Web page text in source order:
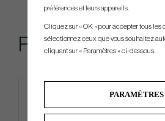
Produits
4 FOR 3
préférences et leurs appareils.
Cliquez sur « OK » pour accepter tous les
sélectionnez ceux que vous souhaitez
cliquant sur « Paramètres » ci-dessous.
PARAMÈTRES